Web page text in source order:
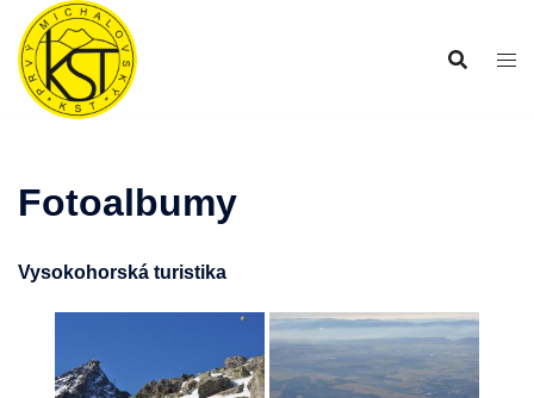
Preskočiť
obsah
Fotoalbumy
Vysokohorská turistika